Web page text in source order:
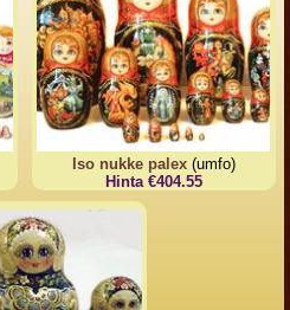
Iso nukke palex(umfo)
Hinta €404.55